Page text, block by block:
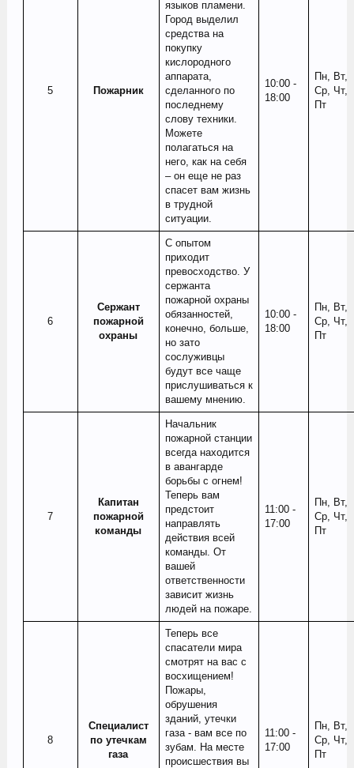
5​ Пожарник
языков пламени.
Город выделил
средства на
покупку
кислородного
аппарата,
сделанного по
последнему
слову техники.
Можете
полагаться на
него, как на себя
– он еще не раз
спасет вам жизнь
в трудной
ситуации.
10:00 -
18:00
Пн, Вт,
Ср, Чт,
Пт
6​
Сержант
пожарной
охраны
С опытом
приходит
превосходство. У
сержанта
пожарной охраны
обязанностей,
конечно, больше,
но зато
сослуживцы
будут все чаще
прислушиваться к
вашему мнению.
10:00 -
18:00
Пн, Вт,
Ср, Чт,
Пт
7​
Капитан
пожарной
команды
Начальник
пожарной станции
всегда находится
в авангарде
борьбы с огнем!
Теперь вам
предстоит
направлять
действия всей
команды. От
вашей
ответственности
зависит жизнь
людей на пожаре.
11:00 -
17:00
Пн, Вт,
Ср, Чт,
Пт
8​
Специалист
по утечкам
газа
Теперь все
спасатели мира
смотрят на вас с
восхищением!
Пожары,
обрушения
зданий, утечки
газа - вам все по
зубам. На месте
происшествия вы
11:00 -
17:00
Пн, Вт,
Ср, Чт,
Пт